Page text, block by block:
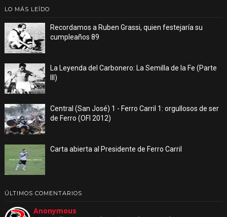
LO MÁS LEÍDO
Recordamos a Ruben Grassi, quien festejaría su
cumpleaños 89
La Leyenda del Carbonero: La Semilla de la Fe (Parte
III)
Central (San José) 1 - Ferro Carril 1: orgullosos de ser
de Ferro (OFI 2012)
Carta abierta al Presidente de Ferro Carril
ÚLTIMOS COMENTARIOS
Anonymous